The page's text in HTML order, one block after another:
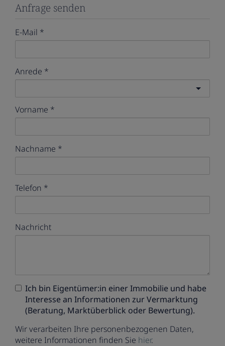
Anfrage senden
E-Mail
Anrede
Vorname
Nachname
Telefon
Nachricht
Ich bin Eigentümer:in einer Immobilie und habe
Interesse an Informationen zur Vermarktung
(Beratung, Marktüberblick oder Bewertung).
Wir verarbeiten Ihre personenbezogenen Daten,
weitere Informationen finden Sie hier.